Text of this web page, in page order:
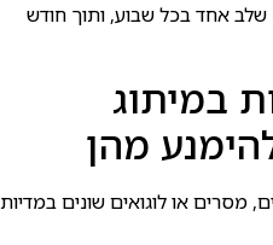
שלב אחד בכל שבוע, ותוך חודש
במיתוג
מהן
מסרים או לוגואים שונים במדיות